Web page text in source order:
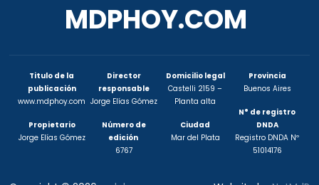
MDPHOY.COM
Titulo de la
publicación
www.mdphoy.com
Propietario
Jorge Elías Gómez
Director
responsable
Jorge Elías Gómez
Número de
edición
6767
Domicilio legal
Castelli 2159 –
Planta alta
Ciudad
Mar del Plata
Provincia
Buenos Aires
N° de registro
DNDA
Registro DNDA Nº
51014176